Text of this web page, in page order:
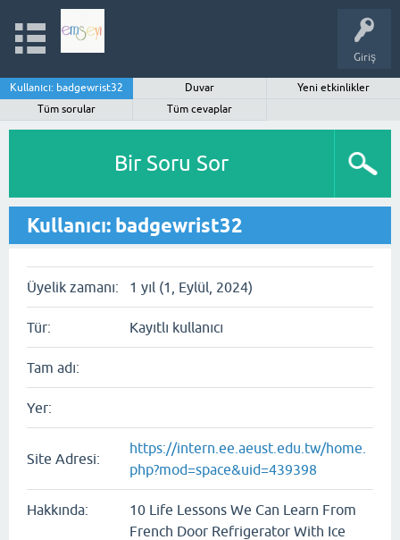
Giriş
Kullanıcı: badgewrist32 Duvar
Yeni etkinlikler
Tüm sorular
Tüm cevaplar
Bir Soru Sor
Kullanıcı: badgewrist32
Üyelik zamanı: 1 yıl (1, Eylül, 2024)
Tür: Kayıtlı kullanıcı
Tam adı:
Yer:
Site Adresi:
https://intern.ee.aeust.edu.tw/home.
php?mod=space&uid=439398
Hakkında:
10 Life Lessons We Can Learn From
French Door Refrigerator With Ice